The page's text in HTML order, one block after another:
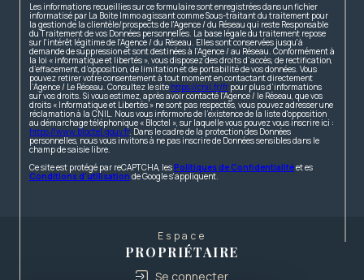
Les informations recueillies sur ce formulaire sont enregistrées dans un fichier
informatisé par La Boite Immo agissant comme Sous-traitant du traitement pour
la gestion de la clientèle/prospects de l'Agence / du Réseau qui reste Responsable
du Traitement de vos Données personnelles. La base légale du traitement repose
sur l'intérêt légitime de l'Agence / du Réseau. Elles sont conservées jusqu'à
demande de suppression et sont destinées à l'Agence / au Réseau. Conformément à
la loi « informatique et libertés », vous disposez des droits d’accès, de rectification,
d’effacement, d’opposition, de limitation et de portabilité de vos données. Vous
pouvez retirer votre consentement à tout moment en contactant directement
l’Agence / Le Réseau. Consultez le site https://cnil.fr/fr pour plus d’informations
sur vos droits. Si vous estimez, après avoir contacté l'Agence / le Réseau, que vos
droits « Informatique et Libertés » ne sont pas respectés, vous pouvez adresser une
réclamation à la CNIL. Nous vous informons de l’existence de la liste d'opposition
au démarchage téléphonique « Bloctel », sur laquelle vous pouvez vous inscrire ici :
https://www.bloctel.gouv.fr. Dans le cadre de la protection des Données
personnelles, nous vous invitons à ne pas inscrire de Données sensibles dans le
champ de saisie libre.
Ce site est protégé par reCAPTCHA, lesPolitiques de Confidentialitéet es
Conditions d'utilisation de Google s'appliquent.
Espace
PROPRIÉTAIRE
Se connecter